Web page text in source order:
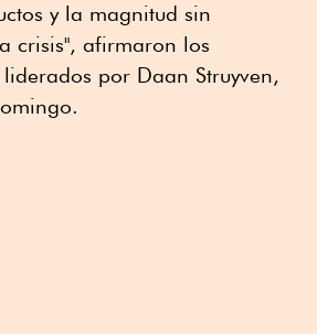
y la magnitud sin
crisis", afirmaron los
por Daan Struyven,